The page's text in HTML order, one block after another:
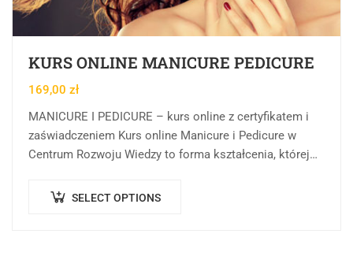
KURS ONLINE MANICURE PEDICURE
169,00 zł
MANICURE I PEDICURE – kurs online z certyfikatem i
zaświadczeniem Kurs online Manicure i Pedicure w
Centrum Rozwoju Wiedzy to forma kształcenia, której
SELECT OPTIONS